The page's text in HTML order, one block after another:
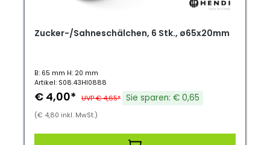
Zucker-/Sahneschälchen, 6 Stk., ø65x20mm
B: 65 mm H: 20 mm
Artikel: S08.43HI0888
€ 4,00* UVP € 4,65* Sie sparen: € 0,65
(€ 4,80 inkl. MwSt.)